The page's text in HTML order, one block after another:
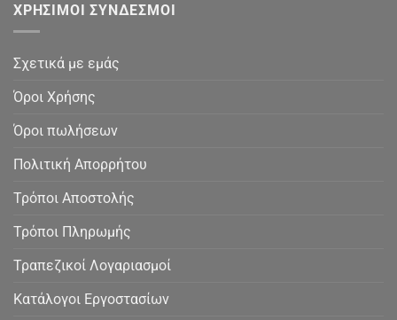
ΧΡΉΣΙΜΟΙ ΣΎΝΔΕΣΜΟΙ
Σχετικά με εμάς
Όροι Χρήσης
Όροι πωλήσεων
Πολιτική Απορρήτου
Τρόποι Αποστολής
Τρόποι Πληρωμής
Τραπεζικοί Λογαριασμοί
Κατάλογοι Εργοστασίων